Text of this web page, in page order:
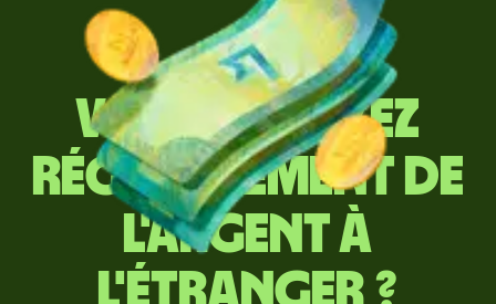
Vous envoyez
régulièrement de
l'argent à